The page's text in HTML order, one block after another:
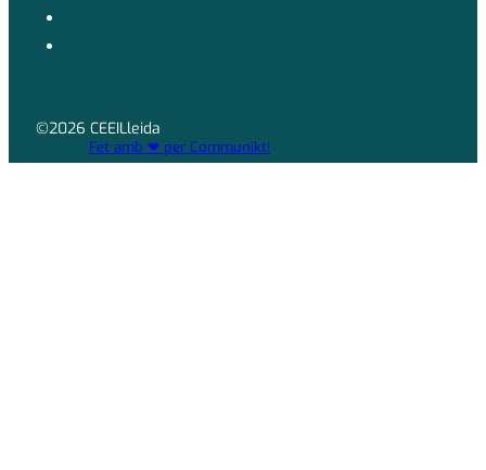
©2026 CEEILleida
Fet amb ❤ per Communikt!